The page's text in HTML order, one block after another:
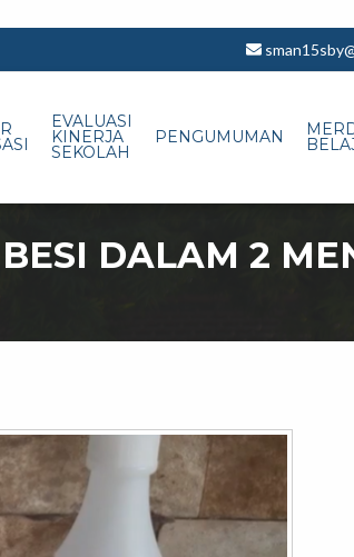
EVALUASI
KINERJA
SEKOLAH
PENGUMUMAN
DALAM 2